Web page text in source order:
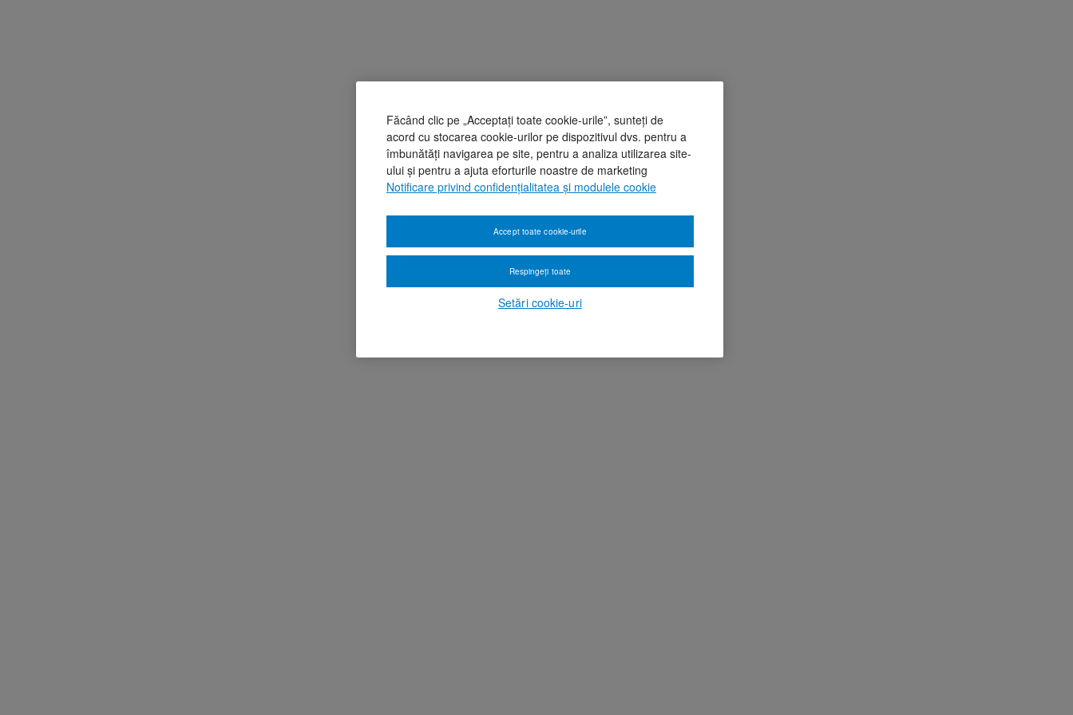
Făcând clic pe „Acceptați toate cookie-urile”, sunteți de
acord cu stocarea cookie-urilor pe dispozitivul dvs. pentru a
îmbunătăți navigarea pe site, pentru a analiza utilizarea site-
ului și pentru a ajuta eforturile noastre de marketing
Notificare privind confidențialitatea și modulele cookie
Setări cookie-uri
Respingeți toate
Accept toate cookie-urile